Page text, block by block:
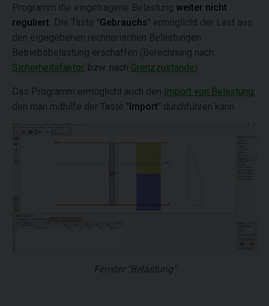
Programm die eingetragene Belastung weiter nicht
reguliert. Die Taste "Gebrauchs" ermöglicht der Last aus
den eigegebenen rechnerischen Belastungen
Betriebsbelastung erschaffen (Berechnung nach
Sicherheitsfaktor, bzw. nach Grenzzustände).
Das Programm ermöglicht auch den Import von Belastung,
den man mithilfe der Taste "Import" durchführen kann.
Fenster "Belastung"